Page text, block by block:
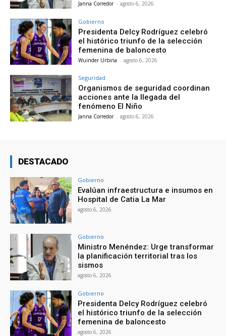
Janna Corredor - agosto 6, 2026
Gobierno
Presidenta Delcy Rodríguez celebró
el histórico triunfo de la selección
femenina de baloncesto
Wuinder Urbina - agosto 6, 2026
Seguridad
Organismos de seguridad coordinan
acciones ante la llegada del
fenómeno El Niño
Janna Corredor - agosto 6, 2026
DESTACADO
Gobierno
Evalúan infraestructura e insumos en
Hospital de Catia La Mar
agosto 6, 2026
Gobierno
Ministro Menéndez: Urge transformar
la planificación territorial tras los
sismos
agosto 6, 2026
Gobierno
Presidenta Delcy Rodríguez celebró
el histórico triunfo de la selección
femenina de baloncesto
agosto 6, 2026